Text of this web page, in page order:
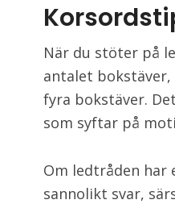
När du stöter på
antalet
fyra bokstäver.
som syftar på
Om ledtråden
sannolikt svar,